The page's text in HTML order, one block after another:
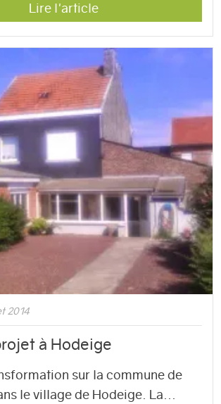
Lire l'article
2014
à Hodeige
sur la commune de
le village de Hodeige. La...